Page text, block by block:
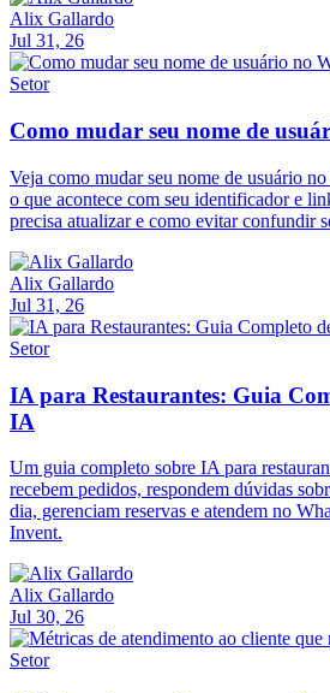
Alix Gallardo
Jul 31, 26
Setor
Como mudar seu nome de
Veja como mudar seu nome de usuário
o que acontece com seu identificador e
precisa atualizar e como evitar confundir
Alix Gallardo
Jul 31, 26
Setor
IA para Restaurantes: Guia
IA
Um guia completo sobre IA para
recebem pedidos, respondem dúvidas
dia, gerenciam reservas e atendem no
Invent.
Alix Gallardo
Jul 30, 26
Setor